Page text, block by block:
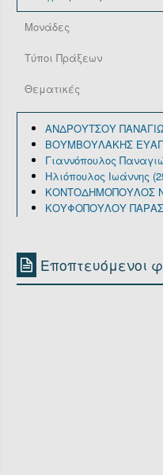
Μονάδες
Τύποι Πράξεων
Θεματικές
ΑΝΔΡΟΥΤΣΟΥ
ΒΟΥΜΒΟΥΛΑΚΗΣ
Γιαννόπουλος
Ηλιόπουλος Ιωάννης
ΚΟΝΤΟΔΗΜΟΠΟΥΛΟΣ
ΚΟΥΦΟΠΟΥΛΟΥ
Εποπτευόμενοι